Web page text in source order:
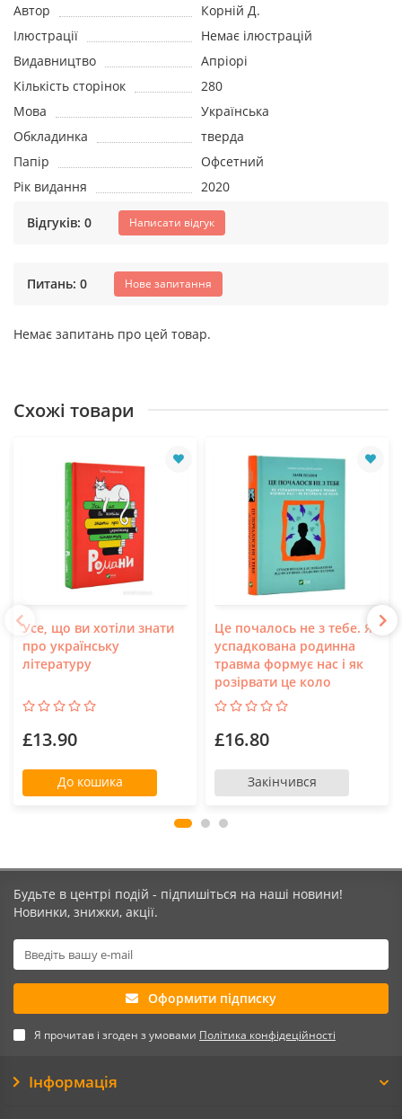
Aвтор
Корній Д.
Ілюстрації
Немає ілюстрацій
Видавництво
Апріорі
Кількість сторінок
280
Мова
Українська
Обкладинка
тверда
Папір
Офсетний
Рік видання
2020
Відгуків: 0 Написати відгук
Питань: 0 Нове запитання
Немає запитань про цей товар.
Схожі товари
Усе, що ви хотіли знати
про українську
літературу
£13.90
До кошика
Це почалось не з тебе. Як
успадкована родинна
травма формує нас і як
розірвати це коло
£16.80
Закінчився
Будьте в центрі подій - підпишіться на наші новини!
Новинки, знижки, акції.
Оформити підписку
Я прочитав і згоден з умовами Політика конфідеційності
Інформація